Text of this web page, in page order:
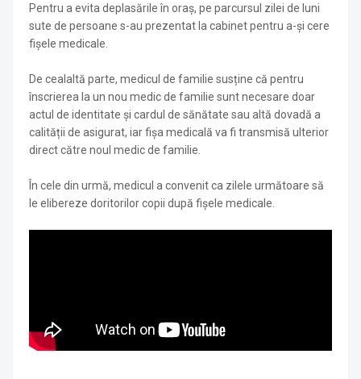
Pentru a evita deplasările în oraș, pe parcursul zilei de luni
sute de persoane s-au prezentat la cabinet pentru a-și cere
fișele medicale.
De cealaltă parte, medicul de familie susține că pentru
înscrierea la un nou medic de familie sunt necesare doar
actul de identitate și cardul de sănătate sau altă dovadă a
calității de asigurat, iar fișa medicală va fi transmisă ulterior
direct către noul medic de familie.
În cele din urmă, medicul a convenit ca zilele următoare să
le elibereze doritorilor copii după fișele medicale.